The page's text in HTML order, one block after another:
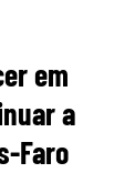
em
a
Faro